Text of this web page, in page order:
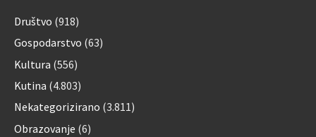
Društvo (918)
Gospodarstvo (63)
Kultura (556)
Kutina (4.803)
Nekategorizirano (3.811)
Obrazovanje (6)